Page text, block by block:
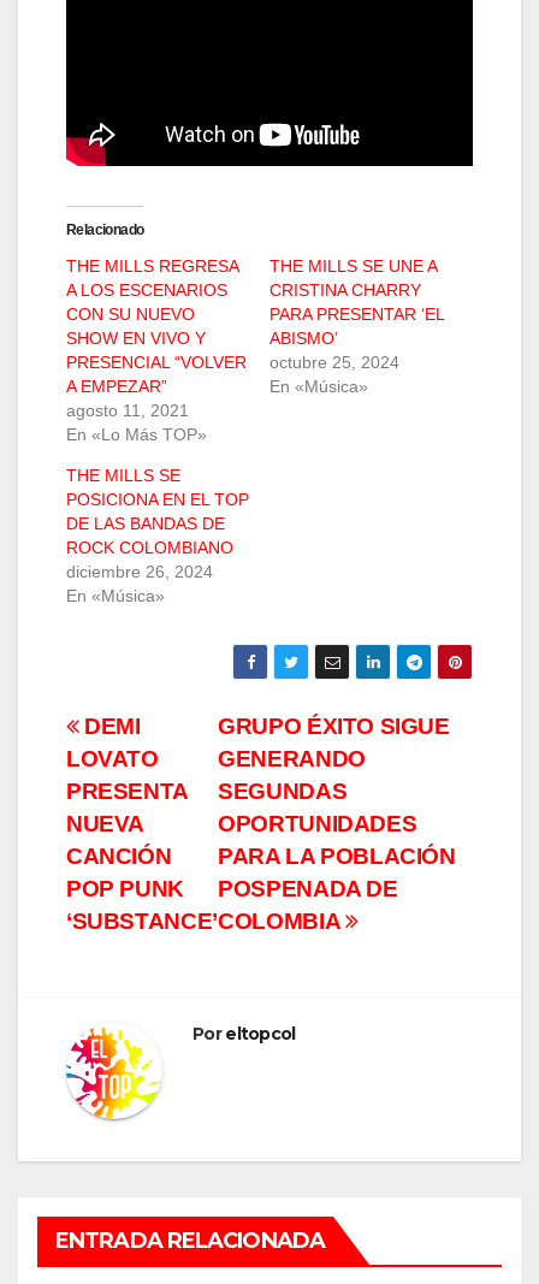
Relacionado
THE MILLS REGRESA
A LOS ESCENARIOS
CON SU NUEVO
SHOW EN VIVO Y
PRESENCIAL “VOLVER
A EMPEZAR”
agosto 11, 2021
En «Lo Más TOP»
THE MILLS SE UNE A
CRISTINA CHARRY
PARA PRESENTAR ‘EL
ABISMO’
octubre 25, 2024
En «Música»
THE MILLS SE
POSICIONA EN EL TOP
DE LAS BANDAS DE
ROCK COLOMBIANO
diciembre 26, 2024
En «Música»
Navegación
de
entradas
GRUPO ÉXITO SIGUE
GENERANDO
SEGUNDAS
OPORTUNIDADES
PARA LA POBLACIÓN
POSPENADA DE
COLOMBIA
DEMI
LOVATO
PRESENTA
NUEVA
CANCIÓN
POP PUNK
‘SUBSTANCE’
Poreltopcol
ENTRADA RELACIONADA